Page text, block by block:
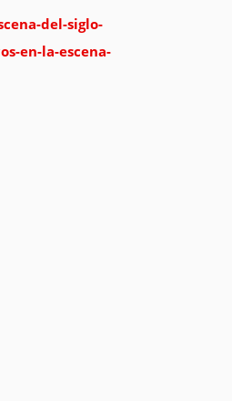
del-siglo-
en-la-escena-